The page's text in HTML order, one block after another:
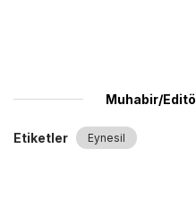
Muhabir/
Etiketler Eynesil